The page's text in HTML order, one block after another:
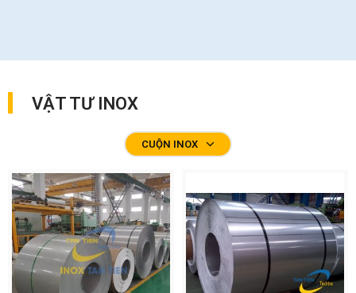
VẬT TƯ INOX
CUỘN INOX